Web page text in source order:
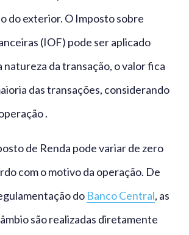
do exterior. O Imposto sobre
(IOF) pode ser aplicado
natureza da transação, o valor fica
das transações, considerando
.
de Renda pode variar de zero
com o motivo da operação. De
do Banco Central, as
são realizadas diretamente